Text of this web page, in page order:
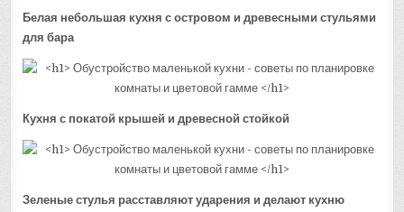
Белая небольшая кухня с островом и древесными стульями
для бара
Кухня с покатой крышей и древесной стойкой
Зеленые стулья расставляют ударения и делают кухню